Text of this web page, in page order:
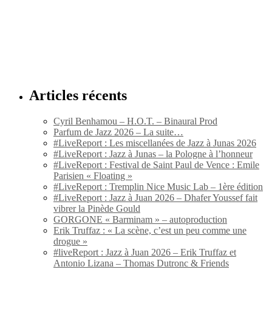
Articles récents
Cyril Benhamou – H.O.T. – Binaural Prod
Parfum de Jazz 2026 – La suite…
#LiveReport : Les miscellanées de Jazz à Junas 2026
#LiveReport : Jazz à Junas – la Pologne à l’honneur
#LiveReport : Festival de Saint Paul de Vence : Emile
Parisien « Floating »
#LiveReport : Tremplin Nice Music Lab – 1ère édition
#LiveReport : Jazz à Juan 2026 – Dhafer Youssef fait
vibrer la Pinède Gould
GORGONE « Barminam » – autoproduction
Erik Truffaz : « La scène, c’est un peu comme une
drogue »
#liveReport : Jazz à Juan 2026 – Erik Truffaz et
Antonio Lizana – Thomas Dutronc & Friends